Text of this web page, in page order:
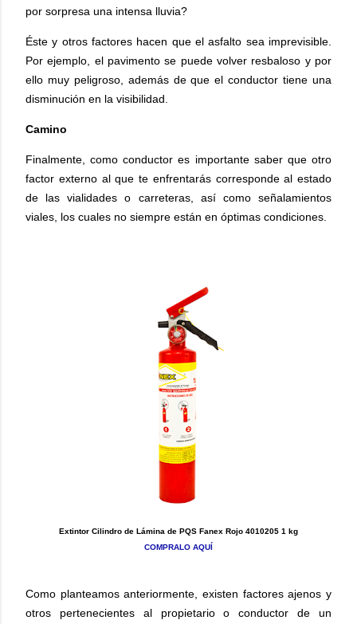
por sorpresa una intensa lluvia?
Éste y otros factores hacen que el asfalto sea imprevisible.
Por ejemplo, el pavimento se puede volver resbaloso y por
ello muy peligroso, además de que el conductor tiene una
disminución en la visibilidad.
Camino
Finalmente, como conductor es importante saber que otro
factor externo al que te enfrentarás corresponde al estado
de las vialidades o carreteras, así como señalamientos
viales, los cuales no siempre están en óptimas condiciones.
Extintor Cilindro de Lámina de PQS Fanex Rojo 4010205 1 kg
COMPRALO AQUÍ
Como planteamos anteriormente, existen factores ajenos y
otros pertenecientes al propietario o conductor de un